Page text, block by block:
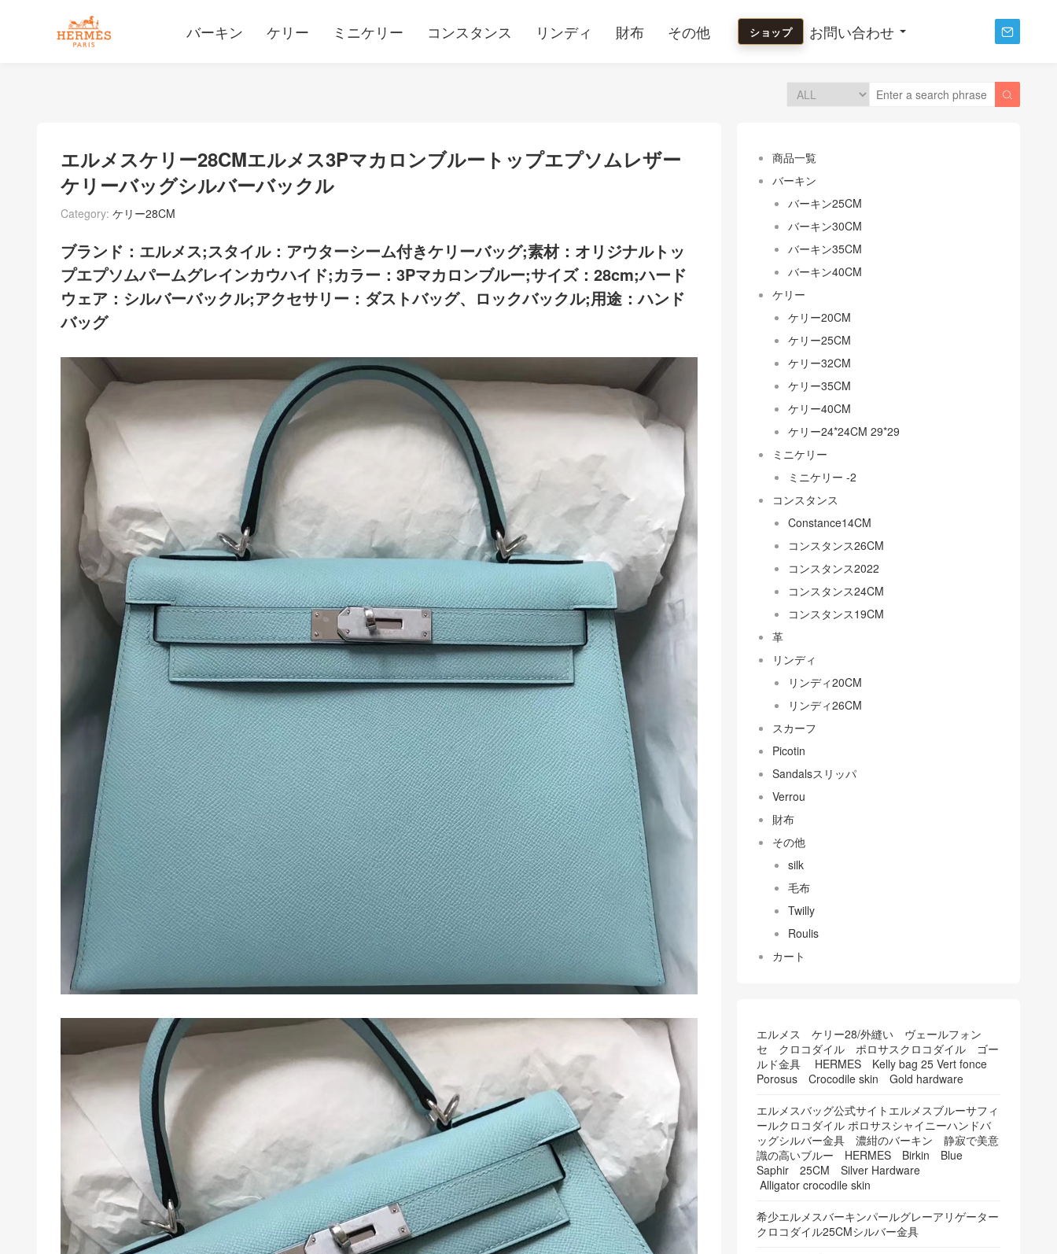
バーキン ケリー ミニケリー コンスタンス リンディ 財布 その他 ショップ お問い合わせ 

エルメスケリー28CMエルメス3Pマカロンブルートップエプソムレザー
ケリーバッグシルバーバックル
Category: ケリー28CM
ブランド：エルメス;スタイル：アウターシーム付きケリーバッグ;素材：オリジナルトッ
プエプソムパームグレインカウハイド;カラー：3Pマカロンブルー;サイズ：28cm;ハード
ウェア：シルバーバックル;アクセサリー：ダストバッグ、ロックバックル;用途：ハンド
バッグ
商品一覧
バーキン
バーキン25CM
バーキン30CM
バーキン35CM
バーキン40CM
ケリー
ケリー20CM
ケリー25CM
ケリー32CM
ケリー35CM
ケリー40CM
ケリー24*24CM 29*29
ミニケリー
ミニケリー -2
コンスタンス
Constance14CM
コンスタンス26CM
コンスタンス2022
コンスタンス24CM
コンスタンス19CM
革
リンディ
リンディ20CM
リンディ26CM
スカーフ
Picotin
Sandalsスリッパ
Verrou
財布
その他
silk
毛布
Twilly
Roulis
カート
エルメス ケリー28/外縫い ヴェールフォン
セ クロコダイル ポロサスクロコダイル ゴー
ルド金具 HERMES Kelly bag 25 Vert fonce
Porosus Crocodile skin Gold hardware
エルメスバッグ公式サイトエルメスブルーサフィ
ールクロコダイル ポロサスシャイニーハンドバ
ッグシルバー金具 濃紺のバーキン 静寂で美意
識の高いブルー HERMES Birkin Blue
Saphir 25CM Silver Hardware
Alligator crocodile skin
希少エルメスバーキンパールグレーアリゲーター
クロコダイル25CMシルバー金具